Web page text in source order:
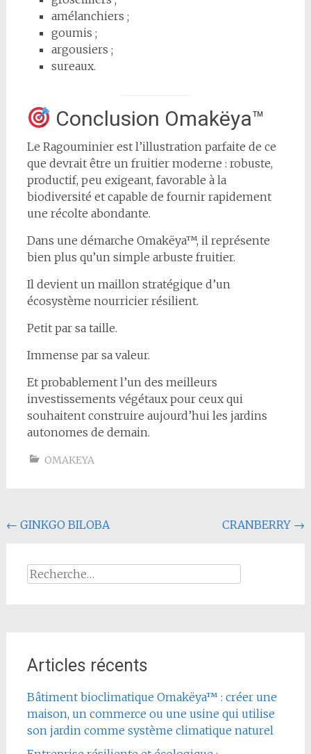
amélanchiers ;
goumis ;
argousiers ;
sureaux.
Conclusion Omakëya™
Le Ragouminier est l’illustration parfaite de ce
que devrait être un fruitier moderne : robuste,
productif, peu exigeant, favorable à la
biodiversité et capable de fournir rapidement
une récolte abondante.
Dans une démarche Omakëya™, il représente
bien plus qu’un simple arbuste fruitier.
Il devient un maillon stratégique d’un
écosystème nourricier résilient.
Petit par sa taille.
Immense par sa valeur.
Et probablement l’un des meilleurs
investissements végétaux pour ceux qui
souhaitent construire aujourd’hui les jardins
autonomes de demain.
OMAKEYA
Navigation
l'article
← GINKGO BILOBA CRANBERRY →
Rechercher :
Articles récents
Bâtiment bioclimatique Omakëya™ : créer une
maison, un commerce ou une usine qui utilise
son jardin comme système climatique naturel